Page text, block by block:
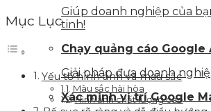
Giúp doanh nghiệp của
tinh!
Chạy quảng cáo Google
Giải pháp đưa doanh
Xác minh vị trí Google
Mục Lục
Yếu tố hình ảnh và màu sắc
Màu sắc hài hòa
Hình ảnh chất lượng cao